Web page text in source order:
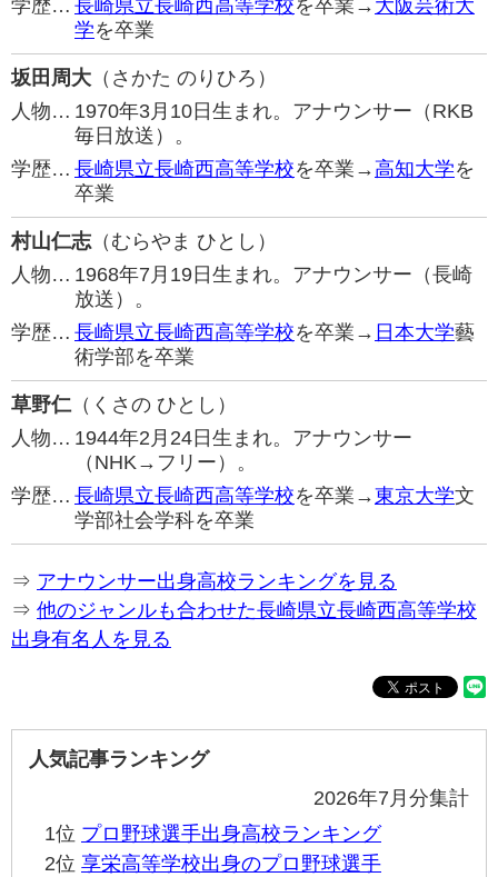
学歴… 長崎県立長崎西高等学校を卒業→ 大阪芸術大
学を卒業
坂田周大 （さかた のりひろ）
人物… 1970年3月10日生まれ。アナウンサー（RKB
毎日放送）。
学歴… 長崎県立長崎西高等学校を卒業→高知大学を
卒業
村山仁志（むらやま ひとし）
人物… 1968年7月19日生まれ。アナウンサー（長崎
放送）。
学歴… 長崎県立長崎西高等学校を卒業→ 日本大学藝
術学部を卒業
草野仁（くさの ひとし）
人物… 1944年2月24日生まれ。アナウンサー
（NHK→フリー）。
学歴… 長崎県立長崎西高等学校を卒業→東京大学文
学部社会学科を卒業
⇒ アナウンサー出身高校ランキングを見る
⇒ 他のジャンルも合わせた長崎県立長崎西高等学校
出身有名人を見る
人気記事ランキング
2026年7月分集計
1位 プロ野球選手出身高校ランキング
2位 享栄高等学校出身のプロ野球選手